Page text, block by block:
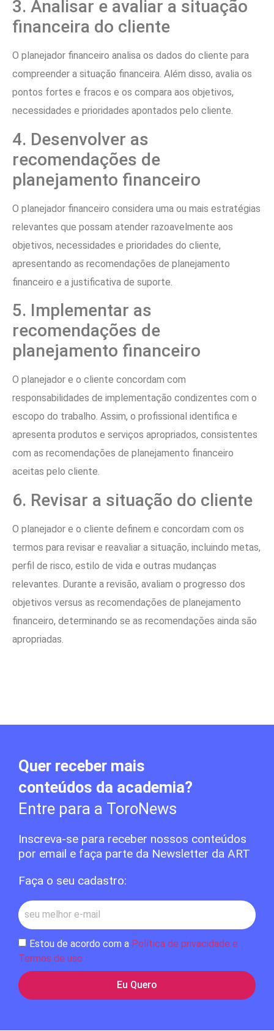
3. Analisar e avaliar a situação
financeira do cliente
O planejador financeiro analisa os dados do cliente para
compreender a situação financeira. Além disso, avalia os
pontos fortes e fracos e os compara aos objetivos,
necessidades e prioridades apontados pelo cliente.
4. Desenvolver as
recomendações de
planejamento financeiro
O planejador financeiro considera uma ou mais estratégias
relevantes que possam atender razoavelmente aos
objetivos, necessidades e prioridades do cliente,
apresentando as recomendações de planejamento
financeiro e a justificativa de suporte.
5. Implementar as
recomendações de
planejamento financeiro
O planejador e o cliente concordam com
responsabilidades de implementação condizentes com o
escopo do trabalho. Assim, o profissional identifica e
apresenta produtos e serviços apropriados, consistentes
com as recomendações de planejamento financeiro
aceitas pelo cliente.
6. Revisar a situação do cliente
O planejador e o cliente definem e concordam com os
termos para revisar e reavaliar a situação, incluindo metas,
perfil de risco, estilo de vida e outras mudanças
relevantes. Durante a revisão, avaliam o progresso dos
objetivos versus as recomendações de planejamento
financeiro, determinando se as recomendações ainda são
apropriadas.
Quer receber mais
conteúdos da academia?
Entre para a ToroNews
Inscreva-se para receber nossos conteúdos
por email e faça parte da Newsletter da ART
Faça o seu cadastro:
Estou de acordo com a Política de privacidade e
Termos de uso
Eu Quero